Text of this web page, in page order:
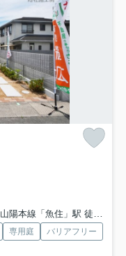
山陽本線「魚住」駅 徒歩19分
専用庭
バリアフリー